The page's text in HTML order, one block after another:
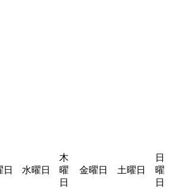
日 水曜日
木
曜
日
金曜日 土曜日
日
曜
日